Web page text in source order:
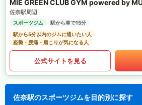
佐奈駅周辺
スポーツジム
駅から車で15分
駅から5分以内のジムに通いたい人
姿勢・腰痛・肩こりが気になる人
公式サイトを見る
佐奈駅のスポーツジムを目的別に探す